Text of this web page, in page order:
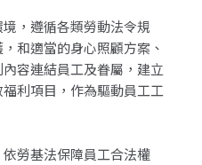
，遵循各類勞動法令規
和適當的身心照顧方案、
容連結員工及眷屬，建立
利項目，作為驅動員工工
勞基法保障員工合法權